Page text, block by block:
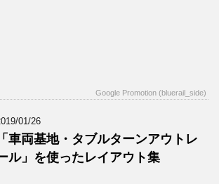
Google Promotion (bluerail_side)
01/26
「車両基地・タブルターンアウトレ
ル」を使ったレイアウト集